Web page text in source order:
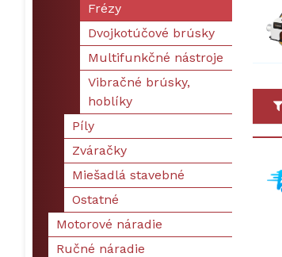
Frézy
Dvojkotúčové brúsky
Multifunkčné nástroje
Vibračné brúsky,
hoblíky
Píly
Zváračky
Miešadlá stavebné
Ostatné
Motorové náradie
Ručné náradie